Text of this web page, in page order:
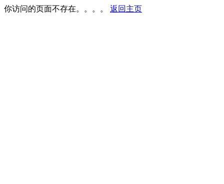
你访问的页面不存在。。。。 返回主页